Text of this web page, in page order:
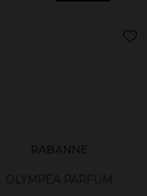
RABANNE
OLYMPÉA PARFUM